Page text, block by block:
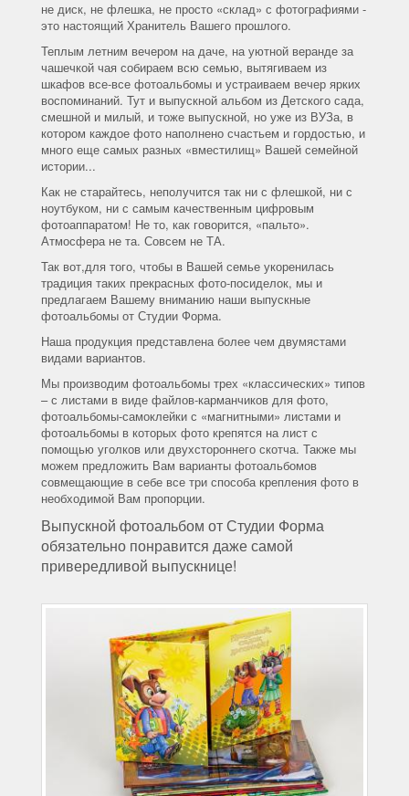
не диск, не флешка, не просто «склад» с фотографиями -
это настоящий Хранитель Вашего прошлого.
Теплым летним вечером на даче, на уютной веранде за
чашечкой чая собираем всю семью, вытягиваем из
шкафов все-все фотоальбомы и устраиваем вечер ярких
воспоминаний. Тут и выпускной альбом из Детского сада,
смешной и милый, и тоже выпускной, но уже из ВУЗа, в
котором каждое фото наполнено счастьем и гордостью, и
много еще самых разных «вместилищ» Вашей семейной
истории...
Как не старайтесь, неполучится так ни с флешкой, ни с
ноутбуком, ни с самым качественным цифровым
фотоаппаратом! Не то, как говорится, «пальто».
Атмосфера не та. Совсем не ТА.
Так вот,для того, чтобы в Вашей семье укоренилась
традиция таких прекрасных фото-посиделок, мы и
предлагаем Вашему вниманию наши выпускные
фотоальбомы от Студии Форма.
Наша продукция представлена более чем двумястами
видами вариантов.
Мы производим фотоальбомы трех «классических» типов
– с листами в виде файлов-карманчиков для фото,
фотоальбомы-самоклейки с «магнитными» листами и
фотоальбомы в которых фото крепятся на лист с
помощью уголков или двухстороннего скотча. Также мы
можем предложить Вам варианты фотоальбомов
совмещающие в себе все три способа крепления фото в
необходимой Вам пропорции.
Выпускной фотоальбом от Студии Форма
обязательно понравится даже самой
привередливой выпускнице!